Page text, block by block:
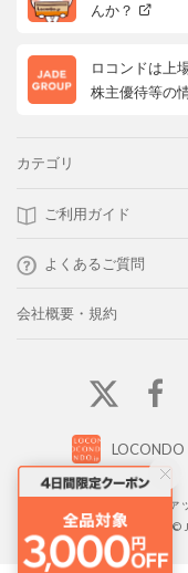
んか？
ロコンドは上
株主優待等の
カテゴリ
ご利用ガイド
よくあるご質問
会社概要・規約
LOCONDO
靴とフ
Copyright ©